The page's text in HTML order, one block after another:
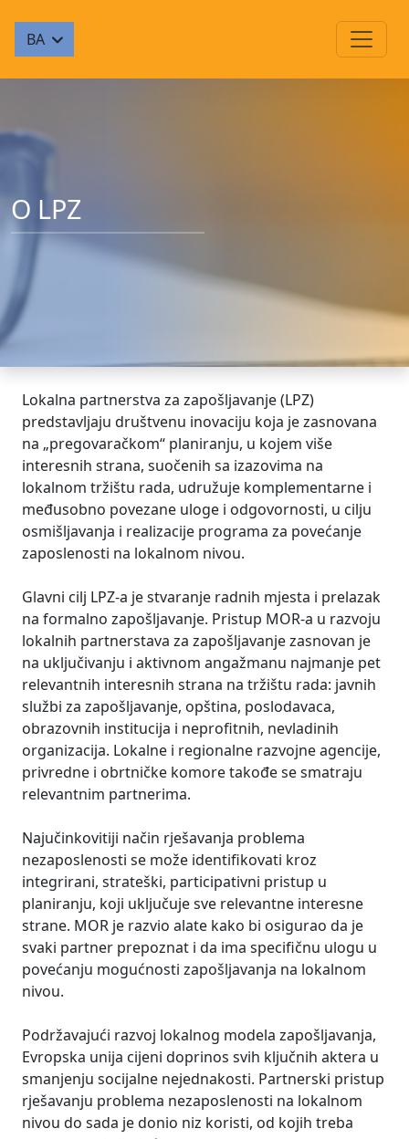
BA
O LPZ
Lokalna partnerstva za zapošljavanje (LPZ)
predstavljaju društvenu inovaciju koja je zasnovana
na „pregovaračkom“ planiranju, u kojem više
interesnih strana, suočenih sa izazovima na
lokalnom tržištu rada, udružuje komplementarne i
međusobno povezane uloge i odgovornosti, u cilju
osmišljavanja i realizacije programa za povećanje
zaposlenosti na lokalnom nivou.
Glavni cilj LPZ-a je stvaranje radnih mjesta i prelazak
na formalno zapošljavanje. Pristup MOR-a u razvoju
lokalnih partnerstava za zapošljavanje zasnovan je
na uključivanju i aktivnom angažmanu najmanje pet
relevantnih interesnih strana na tržištu rada: javnih
službi za zapošljavanje, opština, poslodavaca,
obrazovnih institucija i neprofitnih, nevladinih
organizacija. Lokalne i regionalne razvojne agencije,
privredne i obrtničke komore takođe se smatraju
relevantnim partnerima.
Najučinkovitiji način rješavanja problema
nezaposlenosti se može identifikovati kroz
integrirani, strateški, participativni pristup u
planiranju, koji uključuje sve relevantne interesne
strane. MOR je razvio alate kako bi osigurao da je
svaki partner prepoznat i da ima specifičnu ulogu u
povećanju mogućnosti zapošljavanja na lokalnom
nivou.
Podržavajući razvoj lokalnog modela zapošljavanja,
Evropska unija cijeni doprinos svih ključnih aktera u
smanjenju socijalne nejednakosti. Partnerski pristup
rješavanju problema nezaposlenosti na lokalnom
nivou do sada je donio niz koristi, od kojih treba